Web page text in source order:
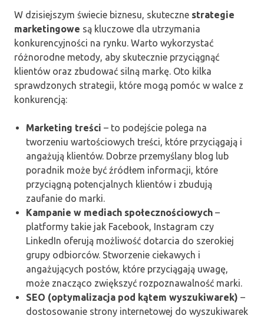
W dzisiejszym świecie biznesu, skuteczne strategie
marketingowe są kluczowe dla utrzymania
konkurencyjności na rynku. Warto wykorzystać
różnorodne metody, aby skutecznie przyciągnąć
klientów oraz zbudować silną markę. Oto kilka
sprawdzonych strategii, które mogą pomóc w walce z
konkurencją:
Marketing treści – to podejście polega na
tworzeniu wartościowych treści, które przyciągają i
angażują klientów. Dobrze przemyślany blog lub
poradnik może być źródłem informacji, które
przyciągną potencjalnych klientów i zbudują
zaufanie do marki.
Kampanie w mediach społecznościowych –
platformy takie jak Facebook, Instagram czy
LinkedIn oferują możliwość dotarcia do szerokiej
grupy odbiorców. Stworzenie ciekawych i
angażujących postów, które przyciągają uwagę,
może znacząco zwiększyć rozpoznawalność marki.
SEO (optymalizacja pod kątem wyszukiwarek) –
dostosowanie strony internetowej do wyszukiwarek